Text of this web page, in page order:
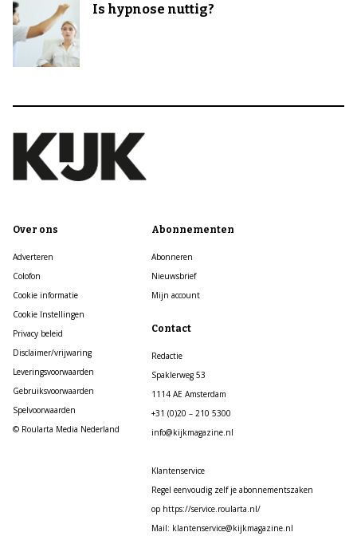
Is hypnose nuttig?
Over ons
Adverteren
Colofon
Cookie informatie
Cookie Instellingen
Privacy beleid
Disclaimer/vrijwaring
Leveringsvoorwaarden
Gebruiksvoorwaarden
Spelvoorwaarden
© Roularta Media Nederland
Abonnementen
Abonneren
Nieuwsbrief
Mijn account
Contact
Redactie
Spaklerweg 53
1114 AE Amsterdam
+31 (0)20 – 210 5300
info@kijkmagazine.nl
Klantenservice
Regel eenvoudig zelf je abonnementszaken
op https://service.roularta.nl/
Mail: klantenservice@kijkmagazine.nl